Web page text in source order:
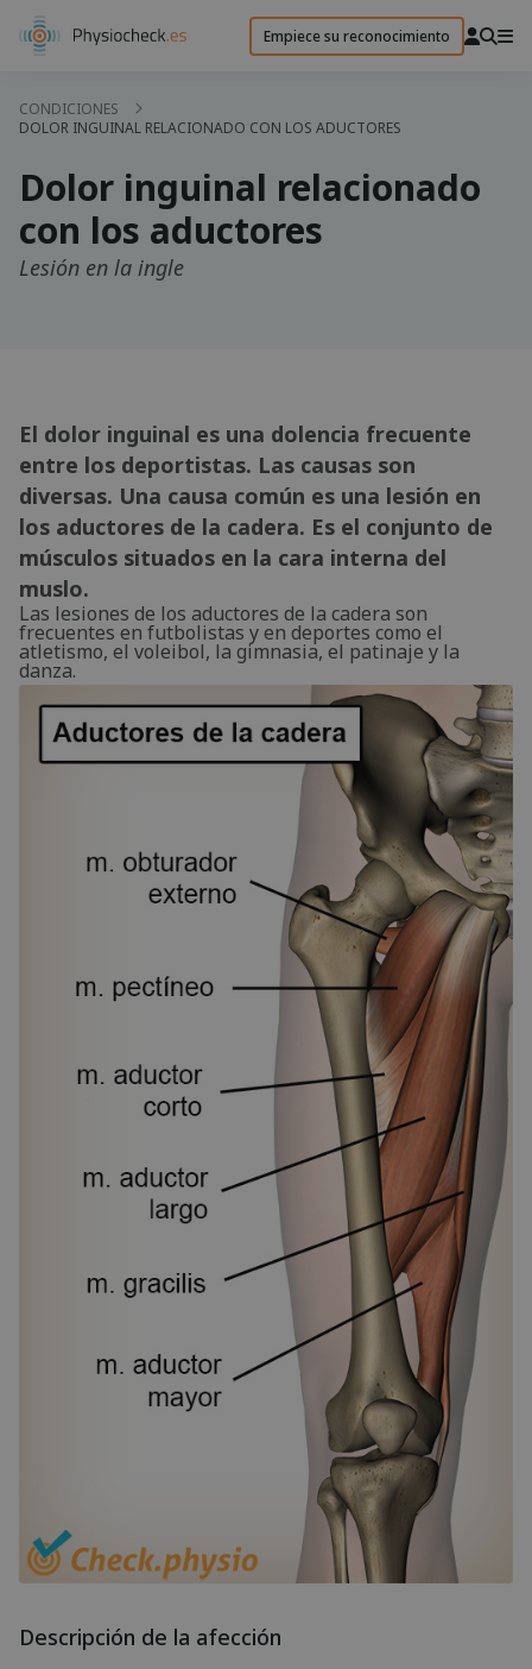
Empiece su reconocimiento
CONDICIONES
DOLOR INGUINAL RELACIONADO CON LOS ADUCTORES
Dolor inguinal relacionado
con los aductores
Lesión en la ingle
El dolor inguinal es una dolencia frecuente
entre los deportistas. Las causas son
diversas. Una causa común es una lesión en
los aductores de la cadera. Es el conjunto de
músculos situados en la cara interna del
muslo.
Las lesiones de los aductores de la cadera son
frecuentes en futbolistas y en deportes como el
atletismo, el voleibol, la gimnasia, el patinaje y la
danza.
Descripción de la afección